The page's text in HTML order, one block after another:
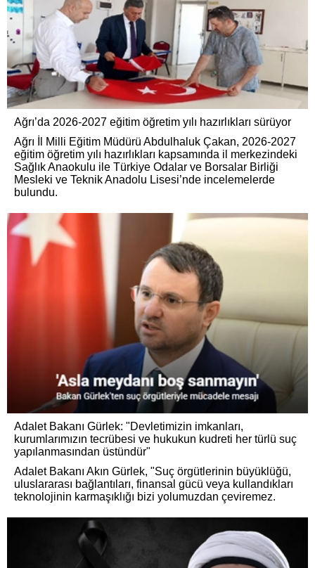
Ağrı’da 2026-2027 eğitim öğretim yılı hazırlıkları sürüyor
Ağrı İl Milli Eğitim Müdürü Abdulhaluk Çakan, 2026-2027
eğitim öğretim yılı hazırlıkları kapsamında il merkezindeki
Sağlık Anaokulu ile Türkiye Odalar ve Borsalar Birliği
Mesleki ve Teknik Anadolu Lisesi’nde incelemelerde
bulundu.
Adalet Bakanı Gürlek: "Devletimizin imkanları,
kurumlarımızın tecrübesi ve hukukun kudreti her türlü suç
yapılanmasından üstündür"
Adalet Bakanı Akın Gürlek, "Suç örgütlerinin büyüklüğü,
uluslararası bağlantıları, finansal gücü veya kullandıkları
teknolojinin karmaşıklığı bizi yolumuzdan çeviremez.